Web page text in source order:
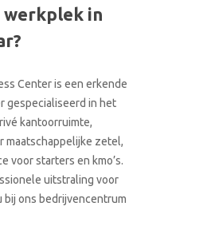
CONTACT in
Center is een erkende
gespecialiseerd in het
kantoorruimte,
maatschappelijke zetel,
voor starters en kmo’s.
uitstraling voor
bij ons bedrijvencentrum